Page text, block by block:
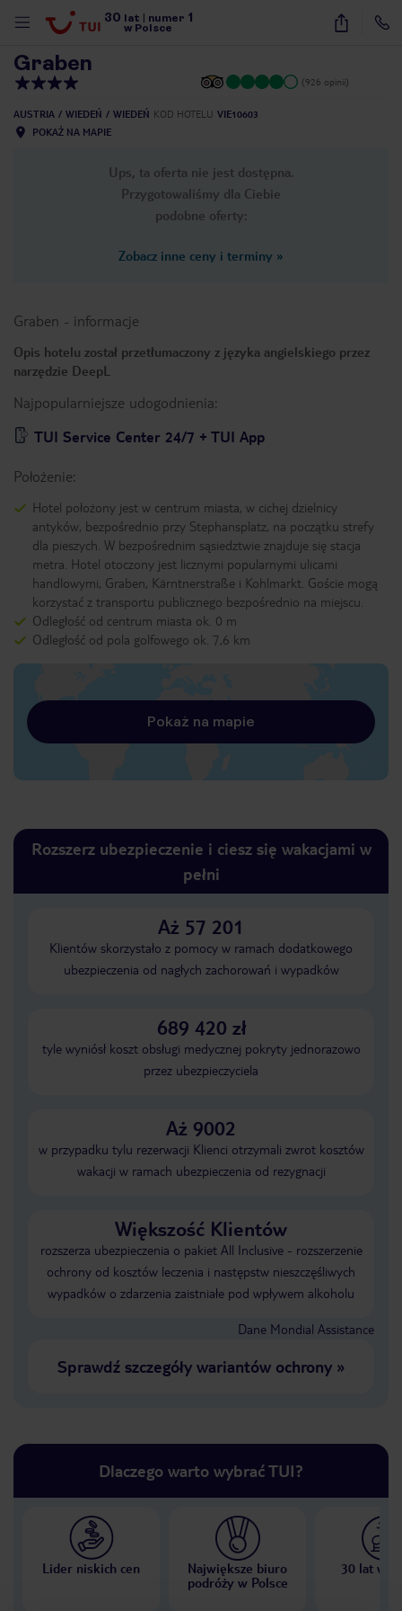
30 lat numer 1
w Polsce
22
Graben
(926 opinii)
AUSTRIA WIEDEŃ WIEDEŃ KOD HOTELU VIE10603
POKAŻ NA MAPIE
Ups, ta oferta nie jest dostępna.
Przygotowaliśmy dla Ciebie
podobne oferty:
Zobacz inne ceny i terminy »
Graben - informacje
Opis hotelu został przetłumaczony z języka angielskiego przez
narzędzie DeepL
Najpopularniejsze udogodnienia:
TUI Service Center 24/7 + TUI App
Położenie:
Hotel położony jest w centrum miasta, w cichej dzielnicy
antyków, bezpośrednio przy Stephansplatz, na początku strefy
dla pieszych. W bezpośrednim sąsiedztwie znajduje się stacja
metra. Hotel otoczony jest licznymi popularnymi ulicami
handlowymi, Graben, Kärntnerstraße i Kohlmarkt. Goście mogą
korzystać z transportu publicznego bezpośrednio na miejscu.
Odległość od centrum miasta ok. 0 m
Odległość od pola golfowego ok. 7,6 km
Pokaż na mapie
Rozszerz ubezpieczenie i ciesz się wakacjami w
pełni
Aż 57 201
Klientów skorzystało z pomocy w ramach dodatkowego
ubezpieczenia od nagłych zachorowań i wypadków
689 420 zł
tyle wyniósł koszt obsługi medycznej pokryty jednorazowo
przez ubezpieczyciela
Aż 9002
w przypadku tylu rezerwacji Klienci otrzymali zwrot kosztów
wakacji w ramach ubezpieczenia od rezygnacji
Większość Klientów
rozszerza ubezpieczenia o pakiet All Inclusive - rozszerzenie
ochrony od kosztów leczenia i następstw nieszczęśliwych
wypadków o zdarzenia zaistniałe pod wpływem alkoholu
Dane Mondial Assistance
Sprawdź szczegóły wariantów ochrony»
Dlaczego warto wybrać TUI?
Lider niskich cen
Największe biuro
podróży w Polsce
30 lat w